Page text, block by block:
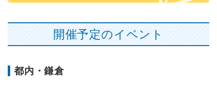
開催予定のイベント
都内・鎌倉